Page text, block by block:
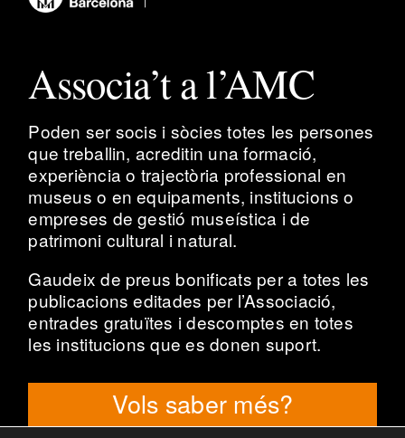
Associa’t a l’AMC
Poden ser socis i sòcies totes les persones
que treballin, acreditin una formació,
experiència o trajectòria professional en
museus o en equipaments, institucions o
empreses de gestió museística i de
patrimoni cultural i natural.
Gaudeix de preus bonificats per a totes les
publicacions editades per l’Associació,
entrades gratuïtes i descomptes en totes
les institucions que es donen suport.
Vols saber més?